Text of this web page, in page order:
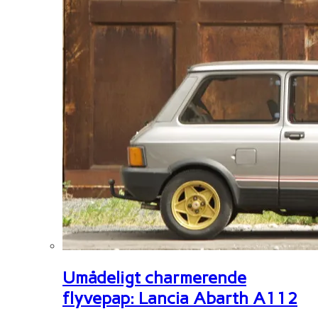
Umådeligt charmerende
flyvepap: Lancia Abarth A112